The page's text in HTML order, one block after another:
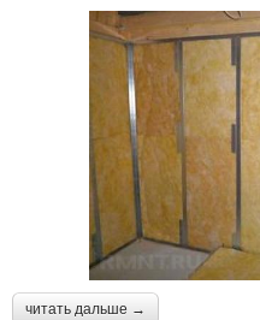
читать дальше →